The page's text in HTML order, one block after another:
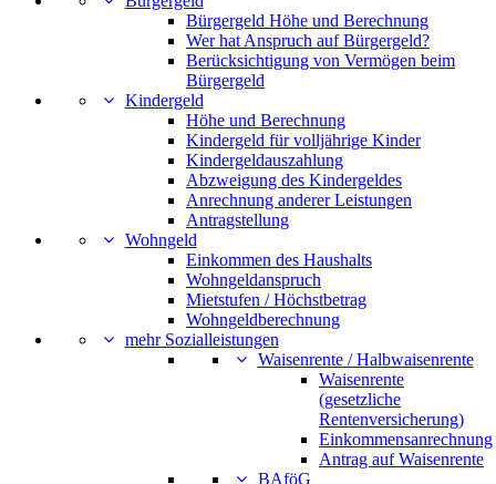
Bürgergeld Höhe und Berechnung
Wer hat Anspruch auf Bürgergeld?
Berücksichtigung von Vermögen beim
Bürgergeld
Kindergeld
Höhe und Berechnung
Kindergeld für volljährige Kinder
Kindergeldauszahlung
Abzweigung des Kindergeldes
Anrechnung anderer Leistungen
Antragstellung
Wohngeld
Einkommen des Haushalts
Wohngeldanspruch
Mietstufen / Höchstbetrag
Wohngeldberechnung
mehr Sozialleistungen
Waisenrente / Halbwaisenrente
Waisenrente
(gesetzliche
Rentenversicherung)
Einkommensanrechnung
Antrag auf Waisenrente
BAföG